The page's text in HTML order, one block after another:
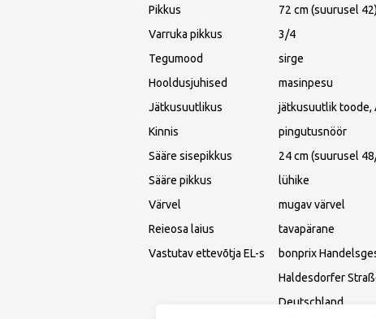
Pikkus
72 cm (suurusel 42)
Varruka pikkus
3/4
Tegumood
sirge
Hooldusjuhised
masinpesu
Jätkusuutlikus
jätkusuutlik toode,
Kinnis
pingutusnöör
Sääre sisepikkus
24 cm (suurusel
Sääre pikkus
lühike
Värvel
mugav värvel
Reieosa laius
tavapärane
Vastutav ettevõtja EL-s
bonprix
Haldesdorfer
Deutschland